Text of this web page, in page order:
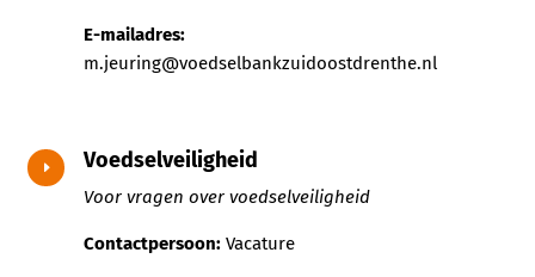
E-mailadres:
m.jeuring@voedselbankzuidoostdrenthe.nl
E Voedselveiligheid
Voor vragen over voedselveiligheid
Contactpersoon:Vacature